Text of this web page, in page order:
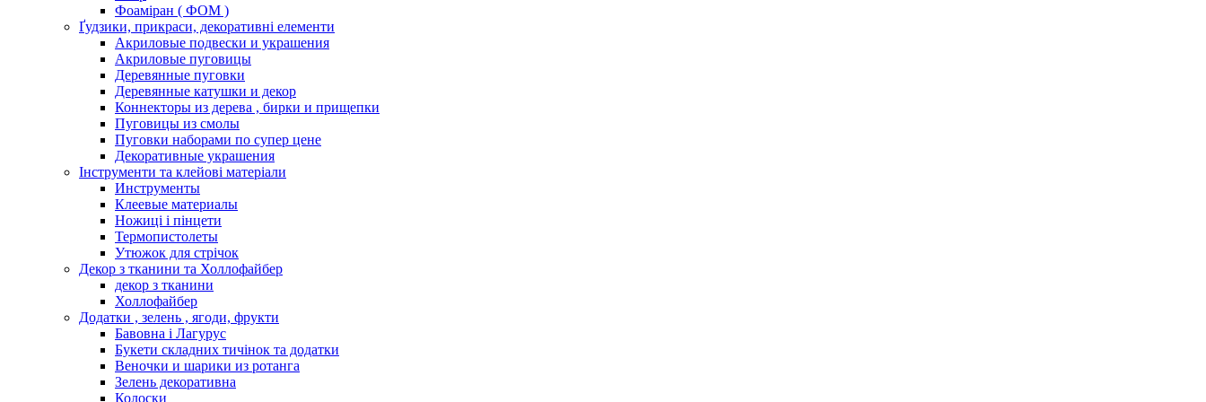
Фоаміран ( ФОМ )
Ґудзики, прикраси, декоративні елементи
Акриловые подвески и украшения
Акриловые пуговицы
Деревянные пуговки
Деревянные катушки и декор
Коннекторы из дерева , бирки и прищепки
Пуговицы из смолы
Пуговки наборами по супер цене
Декоративные украшения
Інструменти та клейові матеріали
Инструменты
Клеевые материалы
Ножиці і пінцети
Термопистолеты
Утюжок для стрічок
Декор з тканини та Холлофайбер
декор з тканини
Холлофайбер
Додатки , зелень , ягоди, фрукти
Бавовна і Лагурус
Букети складних тичінок та додатки
Веночки и шарики из ротанга
Зелень декоративна
Колоски